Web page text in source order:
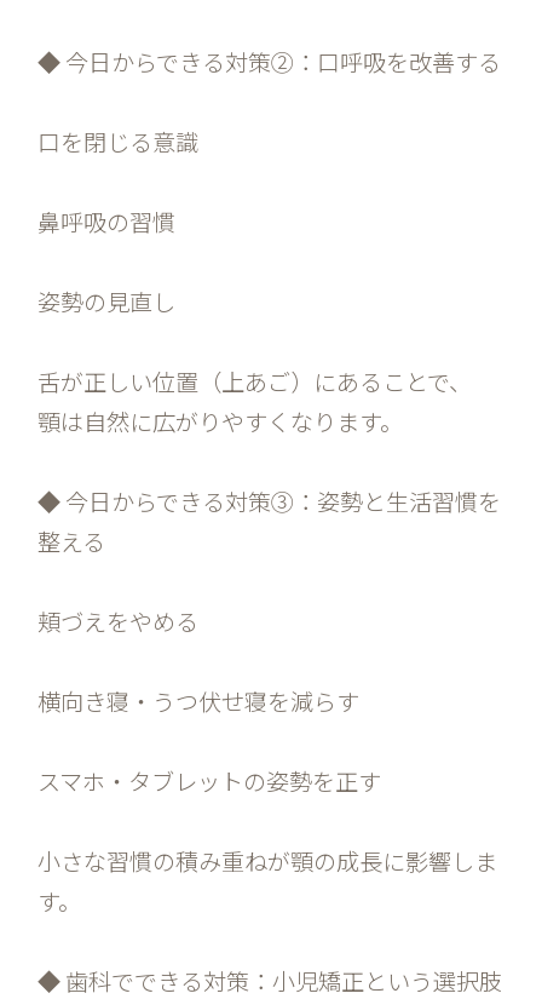
◆ 今日からできる対策②：口呼吸を改善する
口を閉じる意識
鼻呼吸の習慣
姿勢の見直し
舌が正しい位置（上あご）にあることで、
顎は自然に広がりやすくなります。
◆ 今日からできる対策③：姿勢と生活習慣を
整える
頬づえをやめる
横向き寝・うつ伏せ寝を減らす
スマホ・タブレットの姿勢を正す
小さな習慣の積み重ねが顎の成長に影響しま
す。
◆ 歯科でできる対策：小児矯正という選択肢